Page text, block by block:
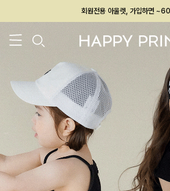
회원전용 아울렛, 가입하면
멤버십 최대 28,000원 혜
26SS 신상 BEST BABY[6~12M]